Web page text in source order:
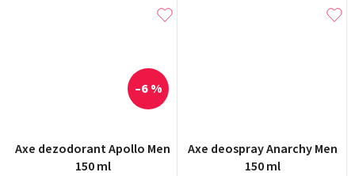
Axe dezodorant Apollo Men
150 ml
–6 %
Axe deospray Anarchy Men
150 ml